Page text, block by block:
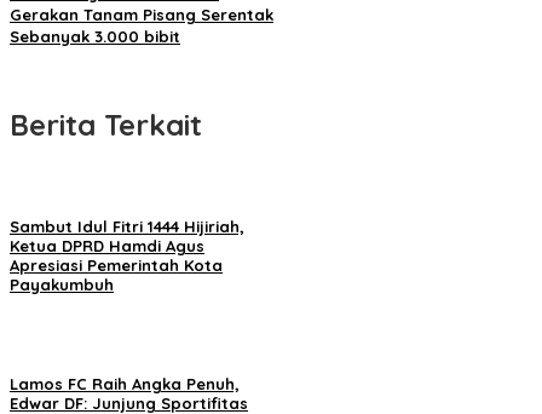
Gerakan Tanam Pisang Serentak
Sebanyak 3.000 bibit
Berita Terkait
Sambut Idul Fitri 1444 Hijiriah,
Ketua DPRD Hamdi Agus
Apresiasi Pemerintah Kota
Payakumbuh
Lamos FC Raih Angka Penuh,
Edwar DF: Junjung Sportifitas